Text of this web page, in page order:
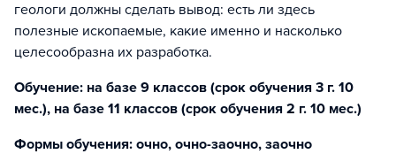
геологи должны сделать вывод: есть ли здесь
полезные ископаемые, какие именно и насколько
целесообразна их разработка.
Обучение: на базе 9 классов (срок обучения 3 г. 10
мес.), на базе 11 классов (срок обучения 2 г. 10 мес.)
Формы обучения: очно, очно-заочно, заочно